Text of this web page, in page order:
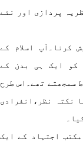
پردازی اور نئے
اسلام کے
کو ایک ہی بدن کے
تھے۔اس طرح
نکتہ نظر،انفرادی
اجتہاد کے ایک